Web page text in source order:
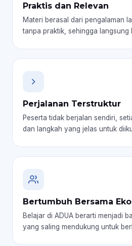
Praktis dan Relevan
Materi berasal dari pengalaman
tanpa praktik, sehingga langsung
Perjalanan Terstruktur
Peserta tidak berjalan sendiri,
dan langkah yang jelas untuk
Bertumbuh Bersama
Belajar di ADUA berarti menjadi
yang saling mendukung untuk